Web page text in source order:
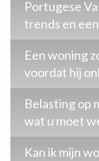
Portugese
trends en
Een woning
voordat hij
Belasting op
wat u moet
Kan ik mijn